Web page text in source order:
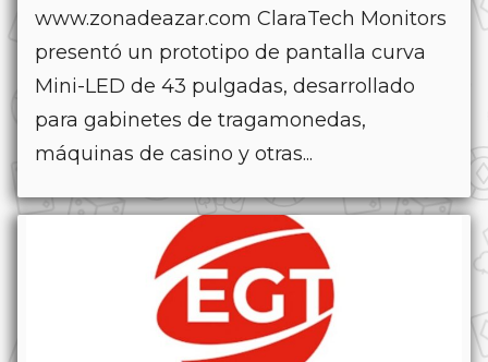
www.zonadeazar.com ClaraTech Monitors
presentó un prototipo de pantalla curva
Mini-LED de 43 pulgadas, desarrollado
para gabinetes de tragamonedas,
máquinas de casino y otras...